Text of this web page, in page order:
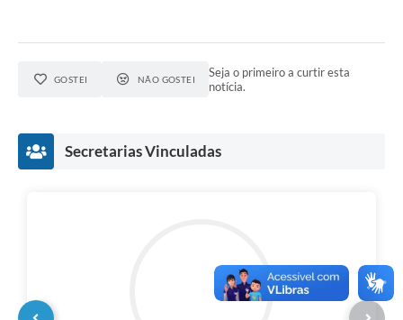
GOSTEI NÃO GOSTEI
Seja o primeiro a curtir esta
notícia.
Secretarias Vinculadas